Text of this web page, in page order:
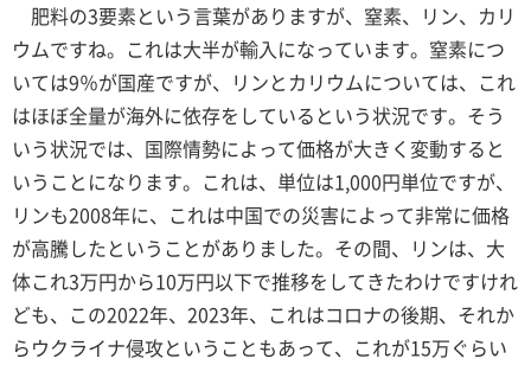
肥料の3要素という言葉がありますが、窒素、リン、カリ
ウムですね。これは大半が輸入になっています。窒素につ
いては9％が国産ですが、リンとカリウムについては、これ
はほぼ全量が海外に依存をしているという状況です。そう
いう状況では、国際情勢によって価格が大きく変動すると
いうことになります。これは、単位は1,000円単位ですが、
リンも2008年に、これは中国での災害によって非常に価格
が高騰したということがありました。その間、リンは、大
体これ3万円から10万円以下で推移をしてきたわけですけれ
ども、この2022年、2023年、これはコロナの後期、それか
らウクライナ侵攻ということもあって、これが15万ぐらい